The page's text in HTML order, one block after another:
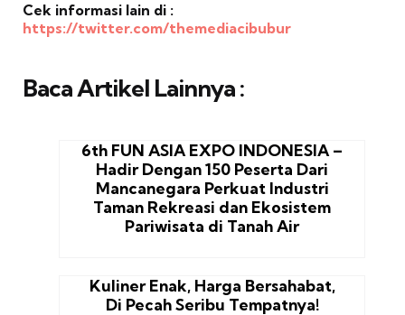
Cek informasi lain di :
https://twitter.com/themediacibubur
Baca Artikel Lainnya :
6th FUN ASIA EXPO INDONESIA –
Hadir Dengan 150 Peserta Dari
Mancanegara Perkuat Industri
Taman Rekreasi dan Ekosistem
Pariwisata di Tanah Air
Kuliner Enak, Harga Bersahabat,
Di Pecah Seribu Tempatnya!